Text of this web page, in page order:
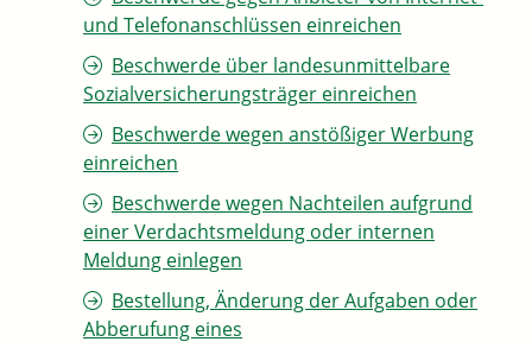
und Telefonanschlüssen einreichen
Beschwerde über landesunmittelbare
Sozialversicherungsträger einreichen
Beschwerde wegen anstößiger Werbung
einreichen
Beschwerde wegen Nachteilen aufgrund
einer Verdachtsmeldung oder internen
Meldung einlegen
Bestellung, Änderung der Aufgaben oder
Abberufung eines